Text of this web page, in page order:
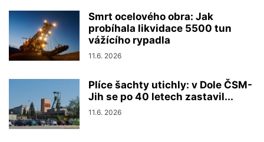
Smrt ocelového obra: Jak
probíhala likvidace 5500 tun
vážícího rypadla
11.6. 2026
Plíce šachty utichly: v Dole ČSM-
Jih se po 40 letech zastavil...
11.6. 2026